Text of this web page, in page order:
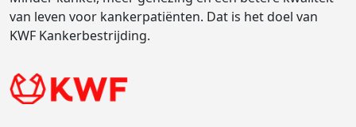
van leven voor kankerpatiënten. Dat is het doel van
KWF Kankerbestrijding.